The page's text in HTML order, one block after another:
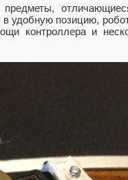
предметы,
удобную позицию,
контроллера и